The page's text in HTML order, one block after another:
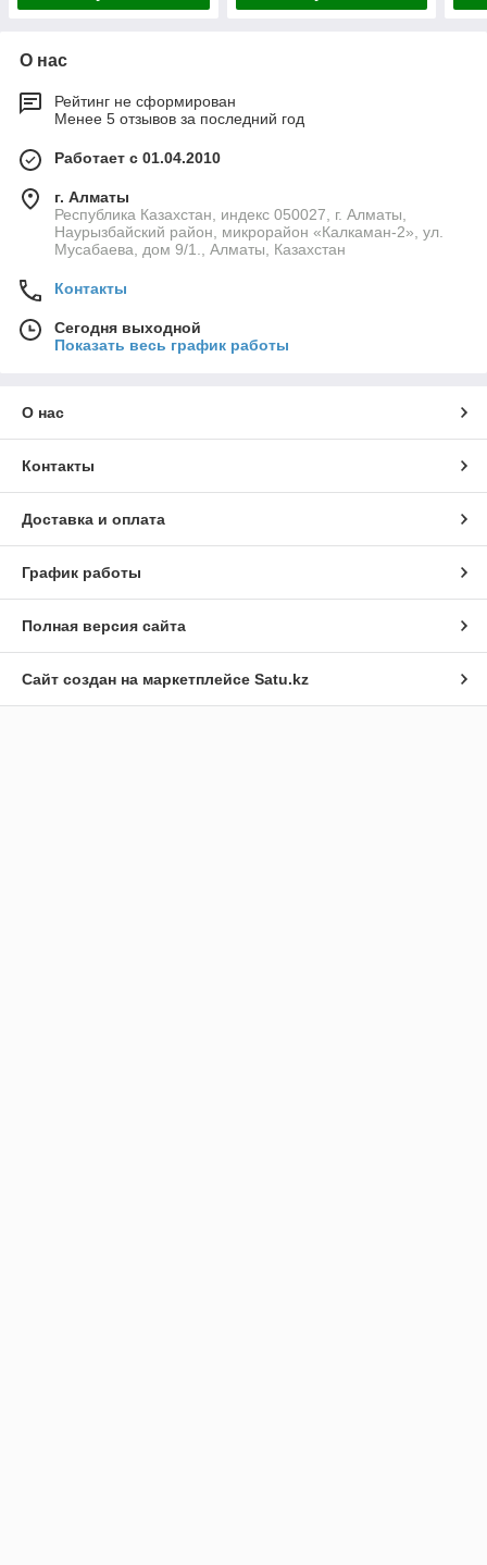
О нас
Рейтинг не сформирован
Менее 5 отзывов за последний год
Работает с 01.04.2010
г. Алматы
Республика Казахстан, индекс 050027, г. Алматы,
Наурызбайский район, микрорайон «Калкаман-2», ул.
Мусабаева, дом 9/1., Алматы, Казахстан
Контакты
Сегодня выходной
Показать весь график работы
О нас
Контакты
Доставка и оплата
График работы
Полная версия сайта
Сайт создан на маркетплейсе Satu.kz